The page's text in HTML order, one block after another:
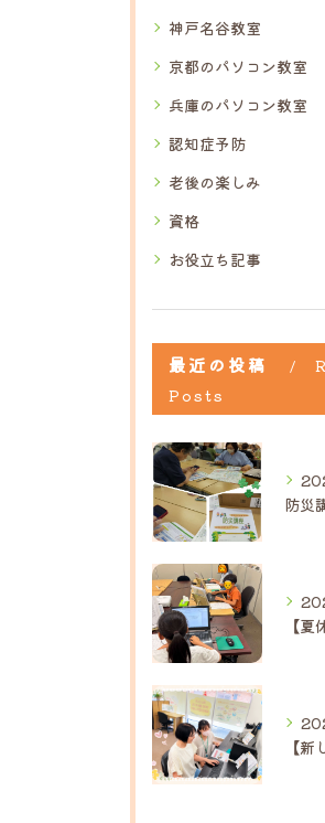
神戸名谷教室
京都のパソコン教室
兵庫のパソコン教室
認知症予防
老後の楽しみ
資格
お役立ち記事
最近の投稿
Posts
防災